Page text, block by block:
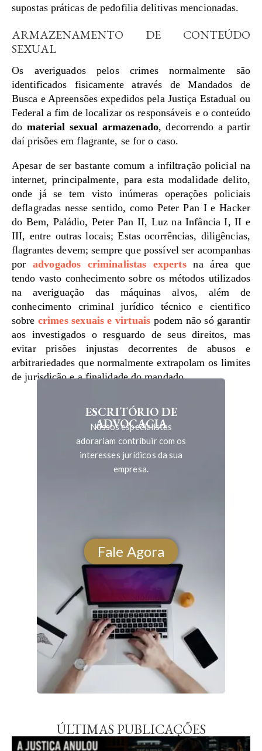
supostas práticas de pedofilia delitivas mencionadas.
ARMAZENAMENTO DE CONTEÚDO
SEXUAL
Os averiguados pelos crimes normalmente são
identificados fisicamente através de Mandados de
Busca e Apreensões expedidos pela Justiça Estadual ou
Federal a fim de localizar os responsáveis e o conteúdo
do material sexual armazenado, decorrendo a partir
daí prisões em flagrante, se for o caso.
Apesar de ser bastante comum a infiltração policial na
internet, principalmente, para esta modalidade delito,
onde já se tem visto inúmeras operações policiais
deflagradas nesse sentido, como Peter Pan I e Hacker
do Bem, Paládio, Peter Pan II, Luz na Infância I, II e
III, entre outras locais; Estas ocorrências, diligências,
flagrantes devem; sempre que possível ser acompanhas
poradvogados criminalistas expertsna área que
tendo vasto conhecimento sobre os métodos utilizados
na averiguação das máquinas alvos, além de
conhecimento criminal jurídico técnico e cientifico
sobrecrimes sexuais e virtuaispodem não só garantir
aos investigados o resguardo de seus direitos, mas
evitar prisões injustas decorrentes de abusos e
arbitrariedades que normalmente extrapolam os limites
de jurisdição e a finalidade do mandado.
ESCRITÓRIO DE
ADVOCACIA
Nossos especialistas
adorariam contribuir com os
interesses jurídicos da sua
empresa.
ÚLTIMAS PUBLICAÇÕES
Fale Agora